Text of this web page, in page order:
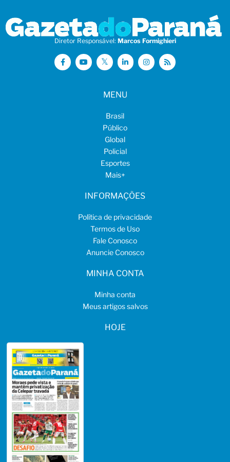
Diretor Responsável: Marcos Formighieri
MENU
Brasil
Público
Global
Policial
Esportes
Mais+
INFORMAÇÕES
Política de privacidade
Termos de Uso
Fale Conosco
Anuncie Conosco
MINHA CONTA
Minha conta
Meus artigos salvos
HOJE